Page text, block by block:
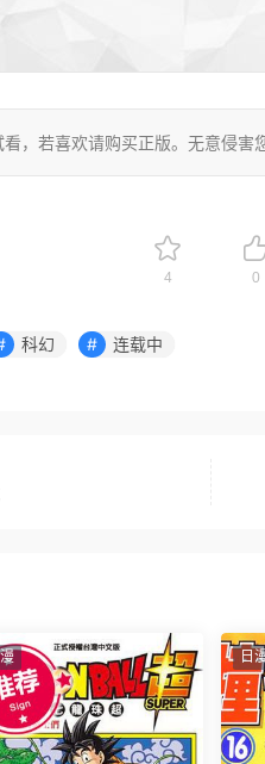
，若喜欢请购买正版。无意侵害
4 0
科幻 连载中
日